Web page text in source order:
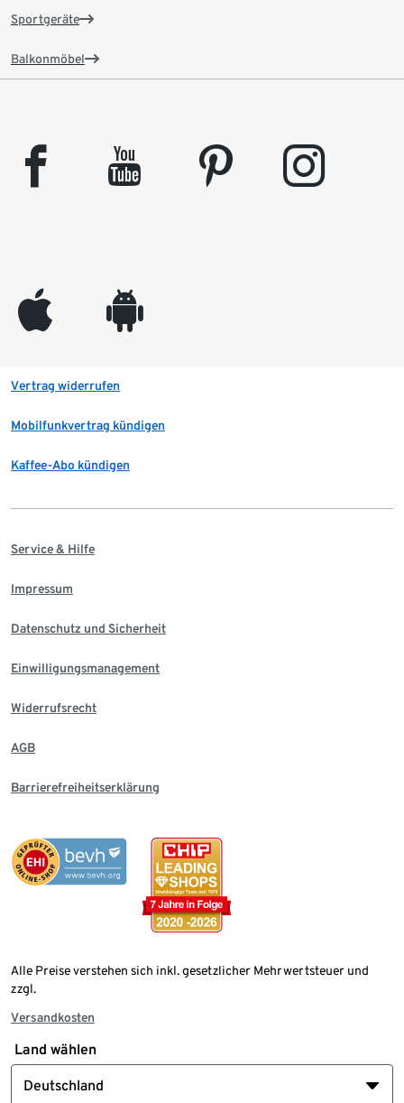
Sportgeräte
Balkonmöbel
facebook youtube pinterest instagram
appleinc android
Vertrag widerrufen
Mobilfunkvertrag kündigen
Kaffee-Abo kündigen
Service & Hilfe
Impressum
Datenschutz und Sicherheit
Einwilligungsmanagement
Widerrufsrecht
AGB
Barrierefreiheitserklärung
Alle Preise verstehen sich inkl. gesetzlicher Mehrwertsteuer und
zzgl.
Versandkosten
Land wählen
Deutschland